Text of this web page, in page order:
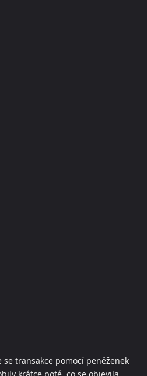
se transakce pomocí peněženek
krátce poté, co se objevila